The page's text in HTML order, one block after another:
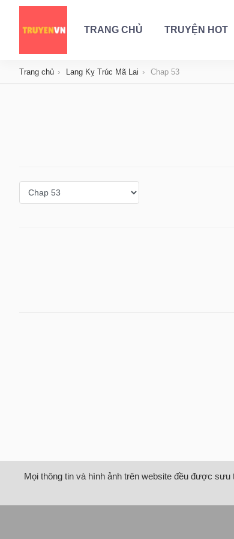
TRANG CHỦ TRUYỆN HOT
Trang chủ Lang Kỵ Trúc Mã Lai Chap 53
Mọi thông tin và hình ảnh trên website đều được